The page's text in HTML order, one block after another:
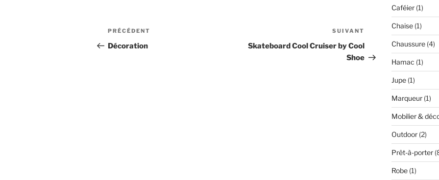
Navigation
de
Article
précédent
PRÉCÉDENT
Décoration
suivant
SUIVANT
Skateboard Cool Cruiser by Cool
Shoe
Caféier(1)
Chaise(1)
Chaussure(4)
Hamac (1)
Jupe(1)
Marqueur(1)
Mobilier &
Outdoor(2)
Prêt-à-porter
Robe(1)